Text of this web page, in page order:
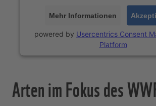
Mehr Informationen
powered by Usercentrics Consent
Platform
Arten im Fokus des